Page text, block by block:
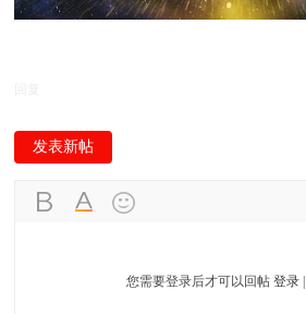
发表新帖
您需要登录后才可以回帖登录